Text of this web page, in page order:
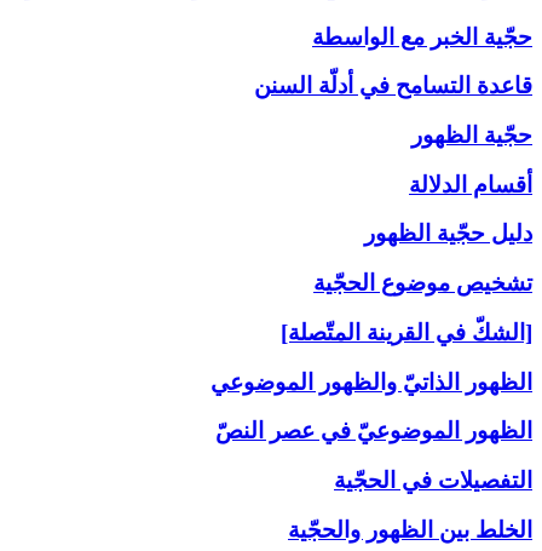
حجّية الخبر مع الواسطة
قاعدة التسامح في أدلّة السنن
حجّية الظهور
أقسام الدلالة
دليل حجّية الظهور
تشخيص موضوع الحجّية
[الشكّ في القرينة المتّصلة]
الظهور الذاتيّ والظهور الموضوعي
الظهور الموضوعيّ في عصر النصّ
التفصيلات في الحجّية
الخلط بين الظهور والحجّية